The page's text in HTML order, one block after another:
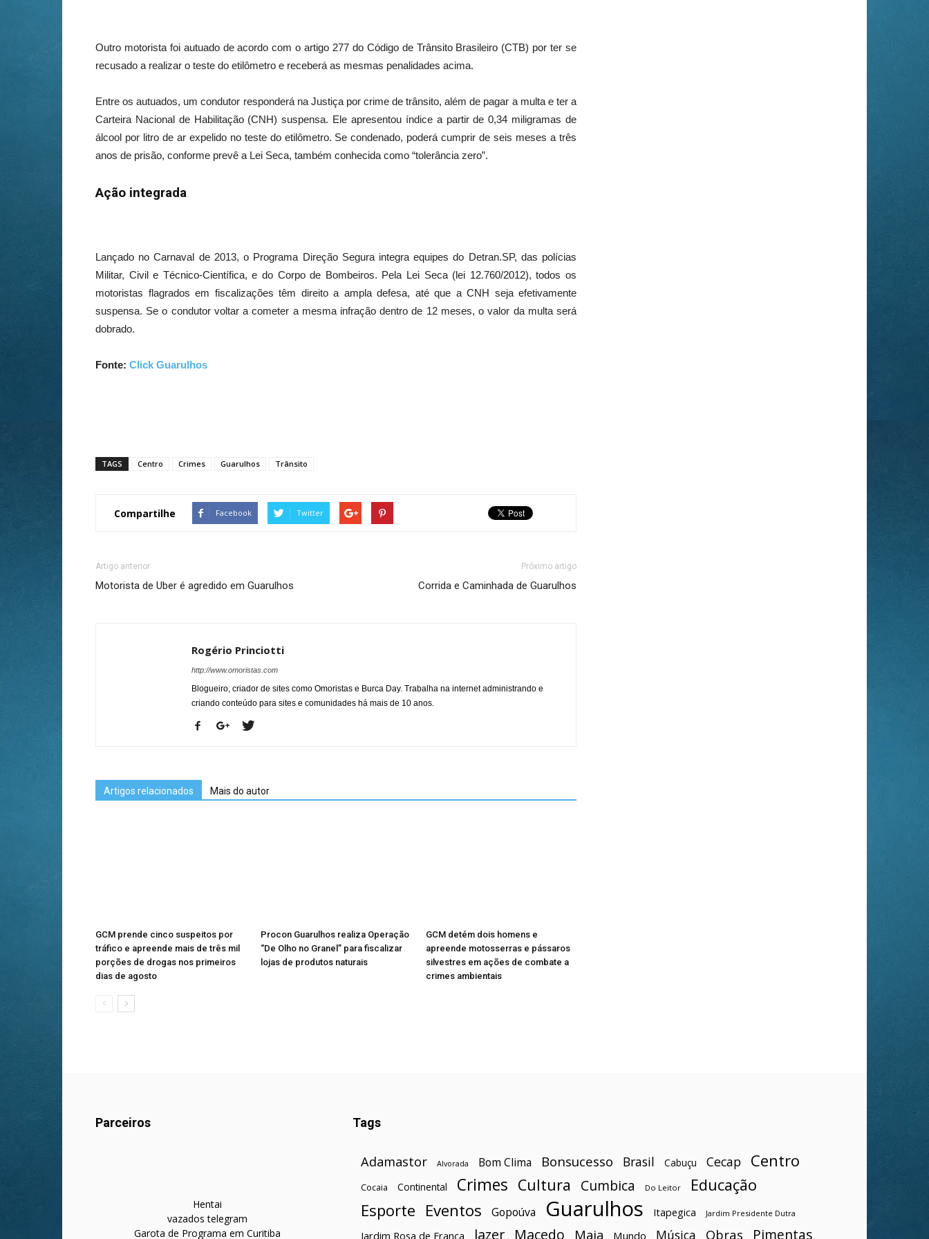
Outro motorista foi autuado de acordo com o artigo 277 do Código de Trânsito Brasileiro (CTB) por ter se
recusado a realizar o teste do etilômetro e receberá as mesmas penalidades acima.
Entre os autuados, um condutor responderá na Justiça por crime de trânsito, além de pagar a multa e ter a
Carteira Nacional de Habilitação (CNH) suspensa. Ele apresentou índice a partir de 0,34 miligramas de
álcool por litro de ar expelido no teste do etilômetro. Se condenado, poderá cumprir de seis meses a três
anos de prisão, conforme prevê a Lei Seca, também conhecida como “tolerância zero”.
Ação integrada
Lançado no Carnaval de 2013, o Programa Direção Segura integra equipes do Detran.SP, das polícias
Militar, Civil e Técnico-Científica, e do Corpo de Bombeiros. Pela Lei Seca (lei 12.760/2012), todos os
motoristas flagrados em fiscalizações têm direito a ampla defesa, até que a CNH seja efetivamente
suspensa. Se o condutor voltar a cometer a mesma infração dentro de 12 meses, o valor da multa será
dobrado.
Fonte: Click Guarulhos
TAGS Centro Crimes Guarulhos Trânsito
Compartilhe Facebook Twitter
Artigo anterior
Motorista de Uber é agredido em Guarulhos
Próximo artigo
Corrida e Caminhada de Guarulhos
Rogério Princiotti
http://www.omoristas.com
Blogueiro, criador de sites como Omoristas e Burca Day. Trabalha na internet administrando e
criando conteúdo para sites e comunidades há mais de 10 anos.
Artigos relacionados Mais do autor
GCM prende cinco suspeitos por
tráfico e apreende mais de três mil
porções de drogas nos primeiros
dias de agosto
Procon Guarulhos realiza Operação
“De Olho no Granel” para fiscalizar
lojas de produtos naturais
GCM detém dois homens e
apreende motosserras e pássaros
silvestres em ações de combate a
crimes ambientais
Parceiros
Hentai
vazados telegram
Garota de Programa em Curitiba
Tags
Adamastor Alvorada Bom Clima Bonsucesso Brasil Cabuçu Cecap Centro
Cocaia Continental Crimes Cultura Cumbica Do Leitor Educação
Esporte Eventos Gopoúva Guarulhos Itapegica Jardim Presidente Dutra
Jardim Rosa de França lazer Macedo Maia Mundo Música Obras Pimentas